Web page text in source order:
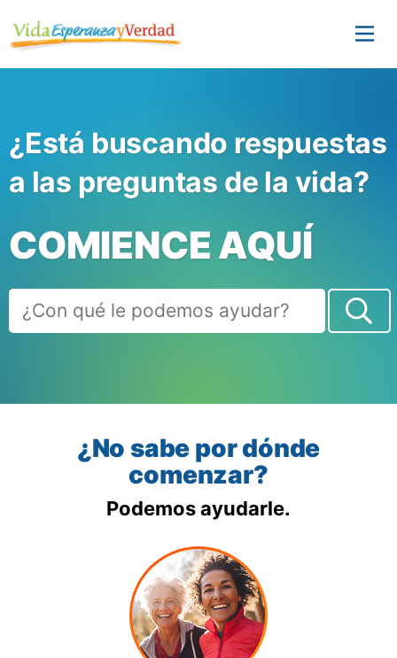
¿Está buscando respuestas
a las preguntas de la vida?
COMIENCE AQUÍ
¿No sabe por dónde
comenzar?
Podemos ayudarle.